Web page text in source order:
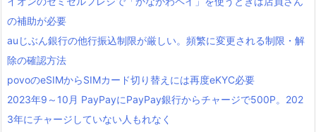
の補助が必要
auじぶん銀行の他行振込制限が厳しい。頻繁に変更される制限・解
除の確認方法
povoのeSIMからSIMカード切り替えには再度eKYC必要
2023年9～10月 PayPayにPayPay銀行からチャージで500P。202
3年にチャージしていない人もれなく